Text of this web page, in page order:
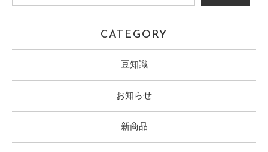
CATEGORY
豆知識
お知らせ
新商品